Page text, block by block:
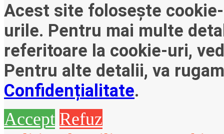
Acest site folosește
urile. Pentru mai multe
referitoare la cookie-uri,
Pentru alte detalii, va
Confidențialitate.
Accept Refuz